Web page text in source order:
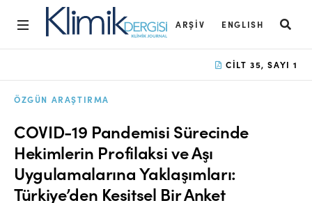
ARŞIV ENGLISH
Arşiv
Açık Erişim İlkesi
Yayın Kurulu
CILT 35, SAYI 1
ÖZGÜN ARAŞTIRMA
COVID-19 Pandemisi Sürecinde
Hekimlerin Profilaksi ve Aşı
Uygulamalarına Yaklaşımları:
Türkiye’den Kesitsel Bir Anket